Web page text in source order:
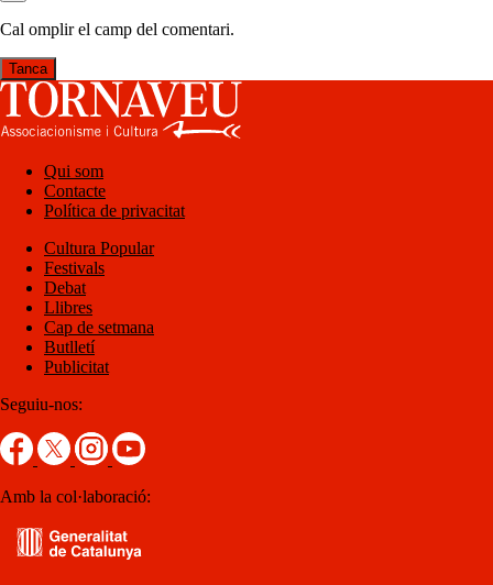
Cal omplir el camp del comentari.
Tanca
Qui som
Contacte
Política de privacitat
Cultura Popular
Festivals
Debat
Llibres
Cap de setmana
Butlletí
Publicitat
Seguiu-nos:
Amb la col·laboració: